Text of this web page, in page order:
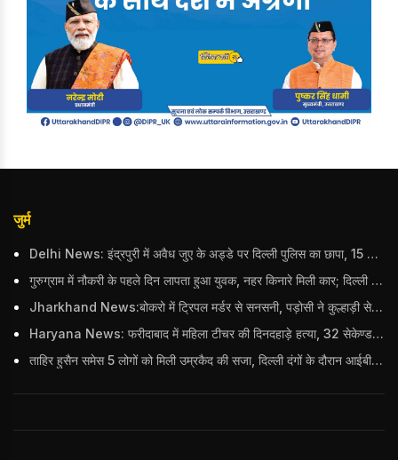
जुर्म
Delhi News: इंद्रपुरी में अवैध जुए के अड्डे पर दिल्ली पुलिस का छापा, 15 जुआरियों को पकड़ा; ₹3.61 लाख नकद और अन्य सामान बरामद
गुरुग्राम में नौकरी के पहले दिन लापता हुआ युवक, नहर किनारे मिली कार; दिल्ली पुलिस ने दर्ज की FIR
Jharkhand News:बोकरो में ट्रिपल मर्डर से सनसनी, पड़ोसी ने कुल्हाड़ी से पति-पत्नी और बहु की हत्या की
Haryana News: फरीदाबाद में महिला टीचर की दिनदहाड़े हत्या, 32 सेकेण्ड में 34 बार किया वार
ताहिर हुसैन समेस 5 लोगों को मिली उम्रकैद की सजा, दिल्ली दंगों के दौरान आईबी अधिकारी का किया था कत्ल